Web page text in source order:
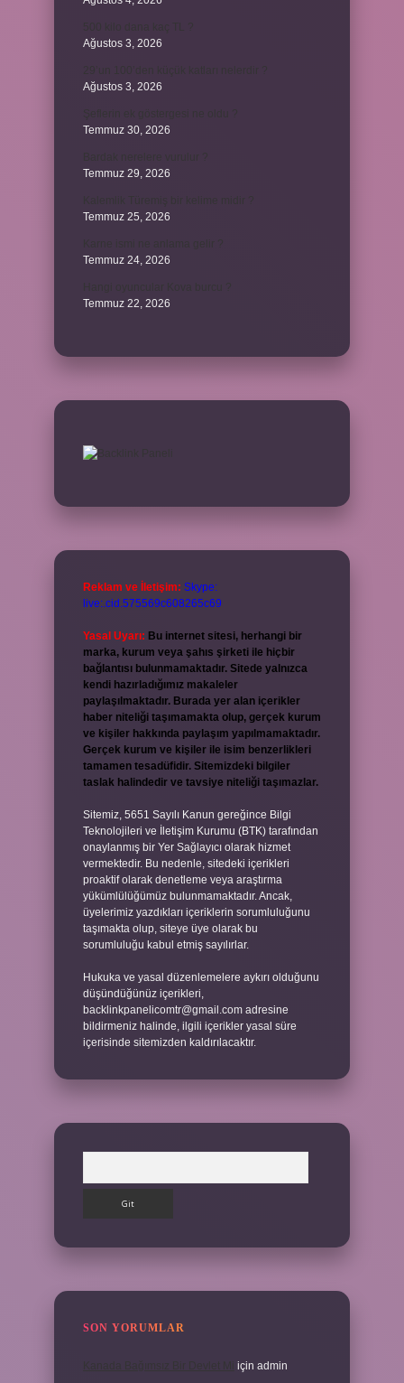
Ağustos 3, 2026
Ağustos 3, 2026
Temmuz 30, 2026
Temmuz 29, 2026
Temmuz 25, 2026
Temmuz 24, 2026
Temmuz 22, 2026
Reklam ve İletişim: Skype:
live:.cid.575569c608265c69
Yasal Uyarı: Bu internet sitesi, herhangi bir
marka, kurum veya şahıs şirketi ile hiçbir
bağlantısı bulunmamaktadır. Sitede yalnızca
kendi hazırladığımız makaleler
paylaşılmaktadır. Burada yer alan içerikler
haber niteliği taşımamakta olup, gerçek kurum
ve kişiler hakkında paylaşım yapılmamaktadır.
Gerçek kurum ve kişiler ile isim benzerlikleri
tamamen tesadüfidir. Sitemizdeki bilgiler
taslak halindedir ve tavsiye niteliği taşımazlar.
Sitemiz, 5651 Sayılı Kanun gereğince Bilgi
Teknolojileri ve İletişim Kurumu (BTK) tarafından
onaylanmış bir Yer Sağlayıcı olarak hizmet
vermektedir. Bu nedenle, sitedeki içerikleri
proaktif olarak denetleme veya araştırma
yükümlülüğümüz bulunmamaktadır. Ancak,
üyelerimiz yazdıkları içeriklerin sorumluluğunu
taşımakta olup, siteye üye olarak bu
sorumluluğu kabul etmiş sayılırlar.
Hukuka ve yasal düzenlemelere aykırı olduğunu
düşündüğünüz içerikleri,
backlinkpanelicomtr@gmail.com adresine
bildirmeniz halinde, ilgili içerikler yasal süre
içerisinde sitemizden kaldırılacaktır.
SON YORUMLAR
için admin